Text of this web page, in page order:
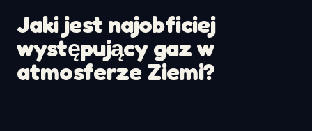
Jaki jest najobficiej
występujący gaz w
atmosferze Ziemi?